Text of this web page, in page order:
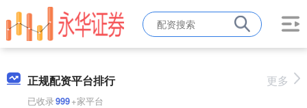
正规配资平台排行
已收录999+家平台
更多